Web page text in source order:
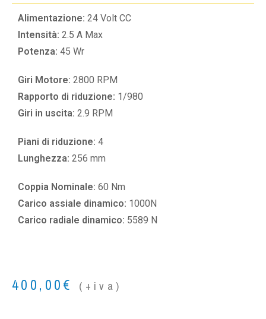
Alimentazione: 24 Volt CC
Intensità: 2.5 A Max
Potenza: 45 Wr
Giri Motore: 2800 RPM
Rapporto di riduzione: 1/980
Giri in uscita: 2.9 RPM
Piani di riduzione: 4
Lunghezza: 256 mm
Coppia Nominale: 60 Nm
Carico assiale dinamico: 1000N
Carico radiale dinamico: 5589 N
400,00€ (+iva)